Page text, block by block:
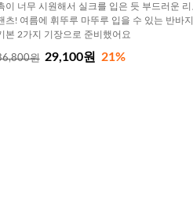
이 너무 시원해서 실크를 입은 듯 부드러운 리
츠! 여름에 휘뚜루 마뚜루 입을 수 있는 반바
본 2가지 기장으로 준비했어요
원 29,100원 21%